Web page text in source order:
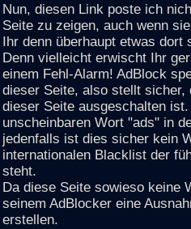
Nun, diesen Link poste ich
Seite zu zeigen, auch wenn
Ihr denn überhaupt etwas dort
Denn vielleicht erwischt Ihr
einem Fehl-Alarm! AdBlock
dieser Seite, also stellt sicher,
dieser Seite ausgeschalten
unscheinbaren Wort "ads" in
jedenfalls ist dies sicher kein
internationalen Blacklist der
steht.
Da diese Seite sowieso keine
seinem AdBlocker eine
erstellen.